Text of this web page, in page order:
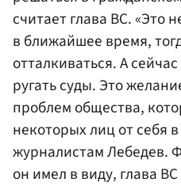
считает глава ВС. «Это
в ближайшее время,
отталкиваться. А
ругать суды. Это
проблем общества,
некоторых лиц от себя
журналистам Лебедев.
он имел в виду, глава